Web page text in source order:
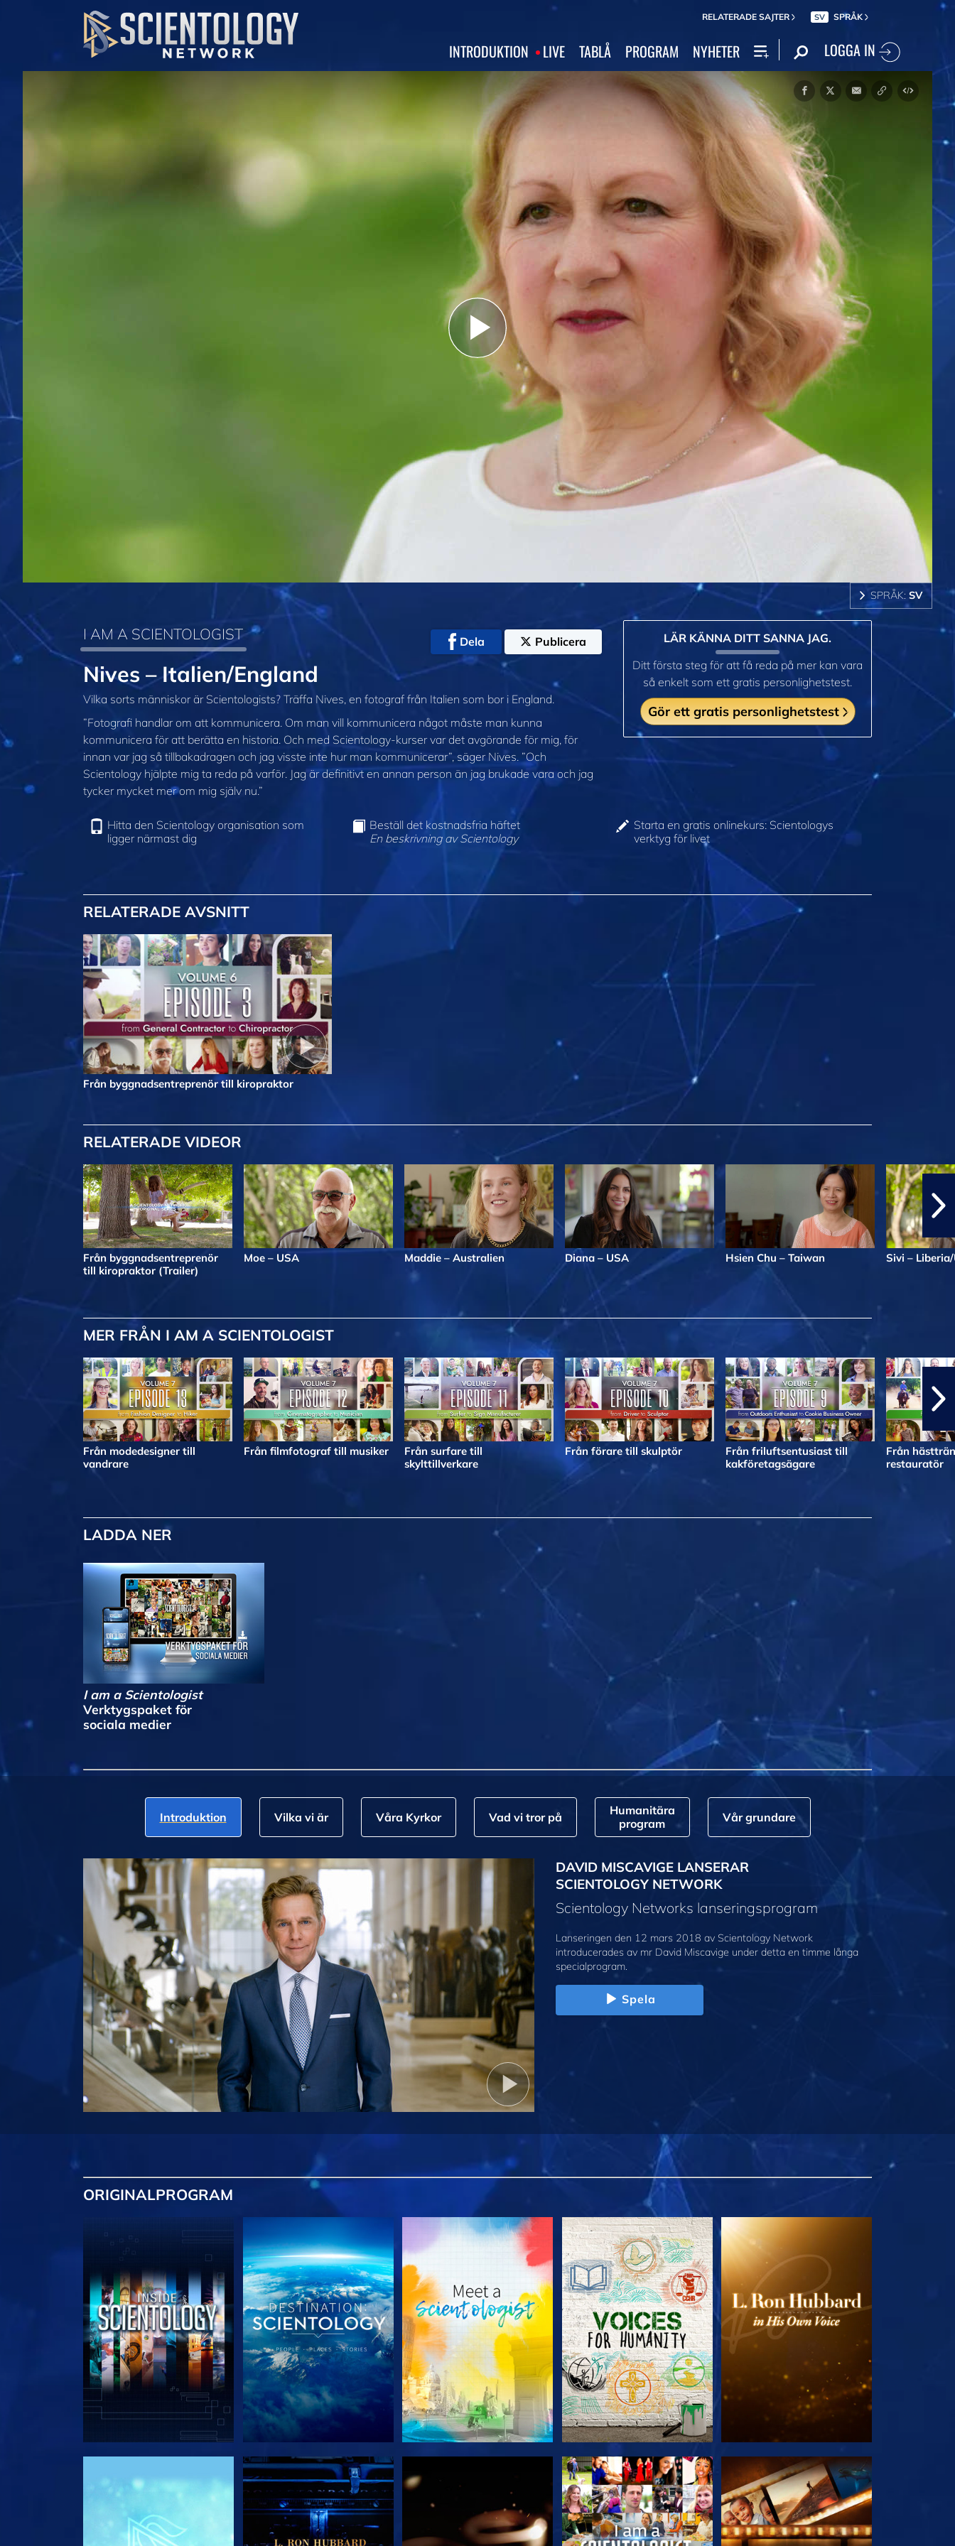
RELATERADE SAJTER SV SPRÅK
INTRODUKTION LIVE TABLÅ PROGRAM NYHETER LOGGA IN
Play
Video
SPRÅK: SV
I AM A SCIENTOLOGIST Dela Publicera
Nives – Italien/England
Vilka sorts människor är Scientologists? Träffa Nives, en fotograf från Italien som bor i England.
”Fotografi handlar om att kommunicera. Om man vill kommunicera något måste man kunna
kommunicera för att berätta en historia. Och med Scientology-kurser var det avgörande för mig, för
innan var jag så tillbakadragen och jag visste inte hur man kommunicerar”, säger Nives. ”Och
Scientology hjälpte mig ta reda på varför. Jag är definitivt en annan person än jag brukade vara och jag
tycker mycket mer om mig själv nu.”
LÄR KÄNNA DITT SANNA JAG.
Ditt första steg för att få reda på mer kan vara
så enkelt som ett gratis personlighetstest.
Gör ett gratis personlighetstest
Hitta den Scientology organisation som
ligger närmast dig
Beställ det kostnadsfria häftet
En beskrivning av Scientology
Starta en gratis onlinekurs: Scientologys
verktyg för livet
RELATERADE AVSNITT
Från byggnadsentreprenör till kiropraktor
RELATERADE VIDEOR
Från byggnadsentreprenör
till kiropraktor (Trailer)
Moe – USA Maddie – Australien Diana – USA Hsien Chu – Taiwan Sivi –
MER FRÅN I AM A SCIENTOLOGIST
Från modedesigner till
vandrare
Från filmfotograf till musiker
Från surfare till
skylttillverkare
Från förare till skulptör
Från friluftsentusiast till
kakföretagsägare
Från
restauratör
LADDA NER
I am a Scientologist
Verktygspaket för
sociala medier
Introduktion Vilka vi är Våra Kyrkor Vad vi tror på
Humanitära
program
Vår grundare
DAVID MISCAVIGE LANSERAR
SCIENTOLOGY NETWORK
Scientology Networks lanseringsprogram
Lanseringen den 12 mars 2018 av Scientology Network
introducerades av mr David Miscavige under detta en timme långa
specialprogram.
Spela
ORIGINALPROGRAM
UTFORSKA SERIEN UTFORSKA SERIEN UTFORSKA SERIEN UTFORSKA SERIEN UTFORSKA SERIEN